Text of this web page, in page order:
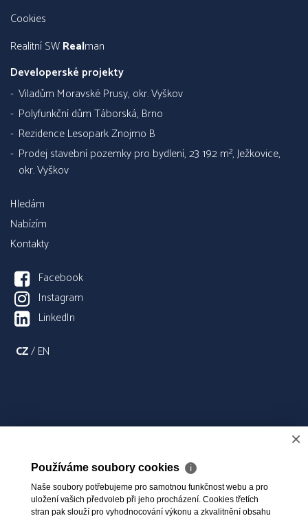
Cookies
Realitní SWRealman
Developerské projekty
Viladům Moravské Prusy, okr. Vyškov
Polyfunkční dům Táborská, Brno
Rezidence Lesopark Znojmo B
Prodej stavební pozemky pro bydlení, 23 192 m², Ježkovice,
okr. Vyškov
Hledám
Nabízím
Kontakty
Facebook
Instagram
LinkedIn
CZ/EN
×
Používáme soubory cookies ℹ
Naše soubory potřebujeme pro samotnou funkčnost webu a pro
uložení vašich předvoleb při jeho procházení. Cookies třetích
stran pak slouží pro vyhodnocování výkonu a zkvalitnění obsahu